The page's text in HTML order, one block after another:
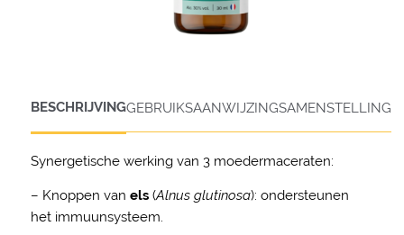
BESCHRIJVINGGEBRUIKSAANWIJZINGSAMENSTELLING
Synergetische werking van 3 moedermaceraten:
– Knoppen van els(Alnus glutinosa): ondersteunen
het immuunsysteem.